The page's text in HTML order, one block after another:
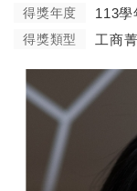
得獎年度 113學
得獎類型 工商